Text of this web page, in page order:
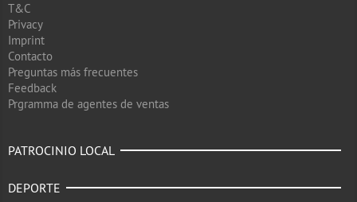
T&C
Privacy
Imprint
Contacto
Preguntas más frecuentes
Feedback
Prgramma de agentes de ventas
PATROCINIO LOCAL
DEPORTE